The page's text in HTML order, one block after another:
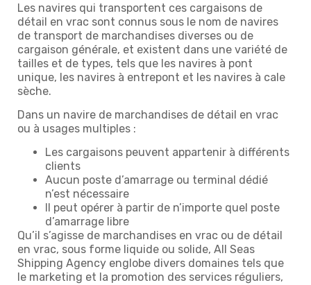
Les navires qui transportent ces cargaisons de
détail en vrac sont connus sous le nom de navires
de transport de marchandises diverses ou de
cargaison générale, et existent dans une variété de
tailles et de types, tels que les navires à pont
unique, les navires à entrepont et les navires à cale
sèche.
Dans un navire de marchandises de détail en vrac
ou à usages multiples :
Les cargaisons peuvent appartenir à différents
clients
Aucun poste d’amarrage ou terminal dédié
n’est nécessaire
Il peut opérer à partir de n’importe quel poste
d’amarrage libre
Qu’il s’agisse de marchandises en vrac ou de détail
en vrac, sous forme liquide ou solide, All Seas
Shipping Agency englobe divers domaines tels que
le marketing et la promotion des services réguliers,